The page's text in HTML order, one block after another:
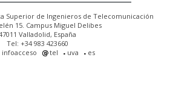
Superior de Ingenieros de Telecomunicación
15. Campus Miguel Delibes
Valladolid, España
Tel: +34 983 423660
infoacceso
tel uva es